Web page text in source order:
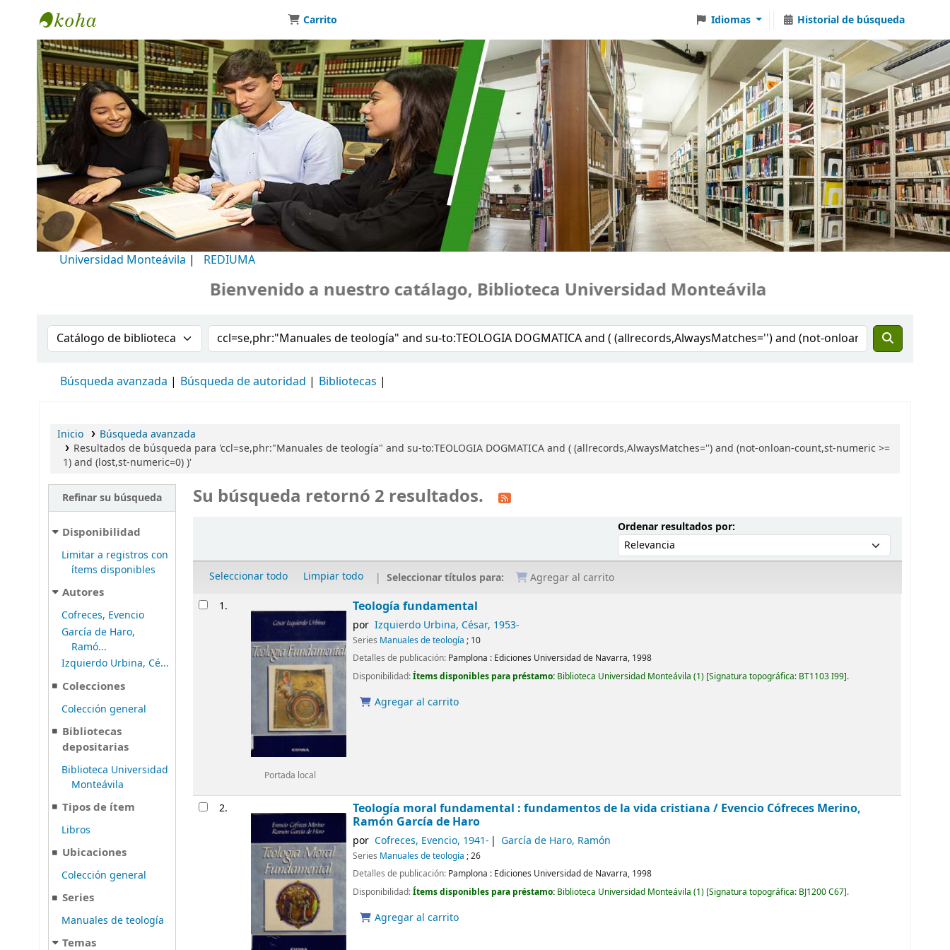
Biblioteca Universidad Monteávila
Carrito Idiomas Historial de búsqueda
Universidad Monteávila | REDIUMA
Bienvenido a nuestro catálago, Biblioteca Universidad Monteávila
Buscar en el catálogo por:Buscar en el catálogo
Búsqueda avanzada Búsqueda de autoridad Bibliotecas
Inicio
Búsqueda avanzada
Resultados de búsqueda para 'ccl=se,phr:"Manuales de teología" and su-to:TEOLOGIA DOGMATICA and ( (allrecords,AlwaysMatches='') and (not-onloan-count,st-numeric >=
1) and (lost,st-numeric=0) )'
Refinar su búsqueda
Disponibilidad
Limitar a registros con
ítems disponibles
Autores
Cofreces, Evencio
García de Haro,
Ramó...
Izquierdo Urbina, Cé...
Colecciones
Colección general
Bibliotecas
depositarias
Biblioteca Universidad
Monteávila
Tipos de ítem
Libros
Ubicaciones
Colección general
Series
Manuales de teología
Temas
Su búsqueda retornó 2 resultados.
Ordenar resultados por:Ordenar por:
Seleccionar todo Limpiar todo Seleccionar títulos para: Agregar al carrito
Resultados
1.
Portada local
Teología fundamental
por Izquierdo Urbina, César, 1953-
Series Manuales de teología ; 10
Detalles de publicación: Pamplona : Ediciones Universidad de Navarra, 1998
Disponibilidad:Ítems disponibles para préstamo: Biblioteca Universidad Monteávila (1) Signatura topográfica: BT1103 I99 .
Agregar al carrito
2. Teología moral fundamental : fundamentos de la vida cristiana / Evencio Cófreces Merino,
Ramón García de Haro
por Cofreces, Evencio, 1941- García de Haro, Ramón
Series Manuales de teología ; 26
Detalles de publicación: Pamplona : Ediciones Universidad de Navarra, 1998
Disponibilidad:Ítems disponibles para préstamo: Biblioteca Universidad Monteávila (1) Signatura topográfica: BJ1200 C67 .
Agregar al carrito